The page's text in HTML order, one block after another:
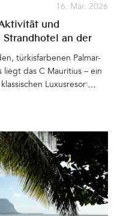
Rehau in
16. Mär. 2026
und
an der
türkisfarbenen Palmar-
liegt das C Mauritius – ein
Luxusresorts der